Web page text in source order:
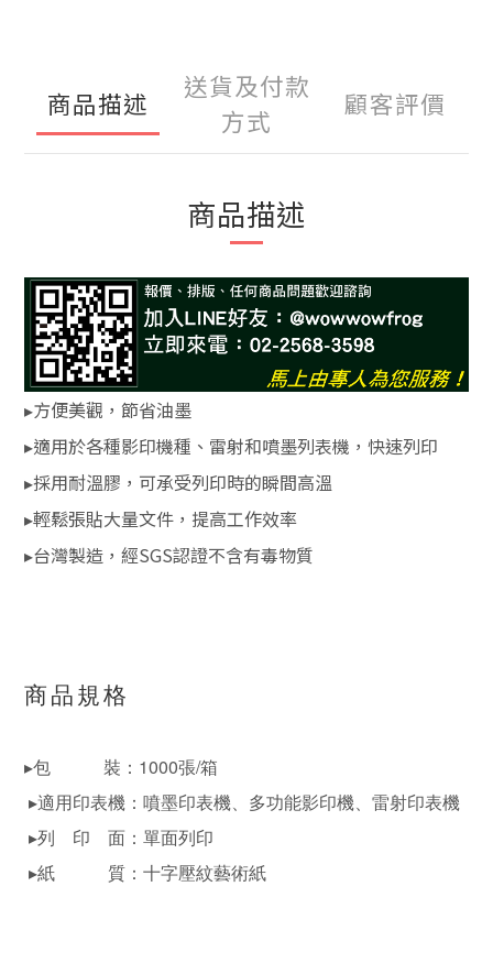
商品描述
送貨及付款
方式
顧客評價
商品描述
▸方便美觀，節省油墨
▸適用於各種影印機種、雷射和噴墨列表機，快速列印
▸採用耐溫膠，可承受列印時的瞬間高溫
▸輕鬆張貼大量文件，提高工作效率
▸台灣製造，經SGS認證不含有毒物質
商品規格
▸包 裝：1000張/箱
▸適用印表機：噴墨印表機、多功能影印機、雷射印表機
▸列 印 面：單面列印
▸紙 質：十字壓紋藝術紙